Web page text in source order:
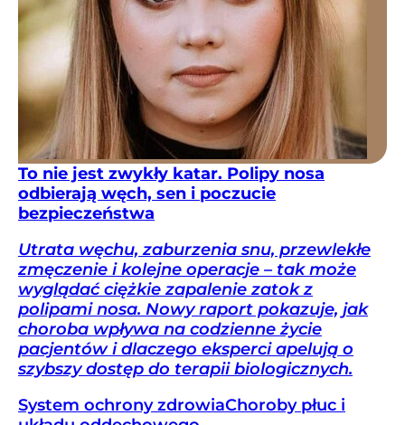
To nie jest zwykły katar. Polipy nosa
odbierają węch, sen i poczucie
bezpieczeństwa
Utrata węchu, zaburzenia snu, przewlekłe
zmęczenie i kolejne operacje – tak może
wyglądać ciężkie zapalenie zatok z
polipami nosa. Nowy raport pokazuje, jak
choroba wpływa na codzienne życie
pacjentów i dlaczego eksperci apelują o
szybszy dostęp do terapii biologicznych.
System ochrony zdrowiaChoroby płuc i